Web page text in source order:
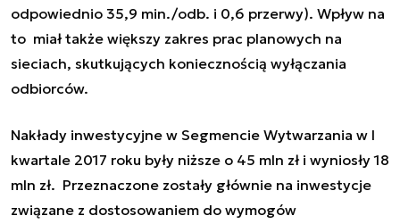
odpowiednio 35,9 min./odb. i 0,6 przerwy). Wpływ na
to miał także większy zakres prac planowych na
sieciach, skutkujących koniecznością wyłączania
odbiorców.
Nakłady inwestycyjne w Segmencie Wytwarzania w I
kwartale 2017 roku były niższe o 45 mln zł i wyniosły 18
mln zł. Przeznaczone zostały głównie na inwestycje
związane z dostosowaniem do wymogów